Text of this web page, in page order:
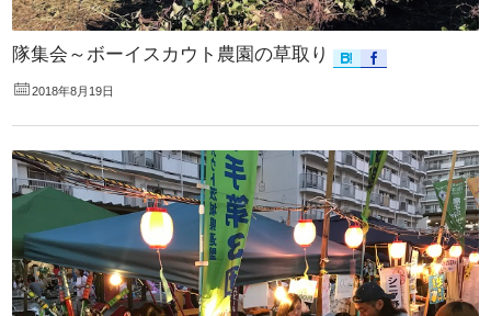
隊集会～ボーイスカウト農園の草取り
2018年8月19日